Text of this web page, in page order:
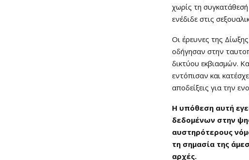
χωρίς τη
ενέδιδε στις
Οι έρευνες της
οδήγησαν στην
δικτύου εκβιασμών.
εντόπισαν και
αποδείξεις για την
Η υπόθεση αυτή
δεδομένων στην
αυστηρότερους
τη σημασία της
αρχές.